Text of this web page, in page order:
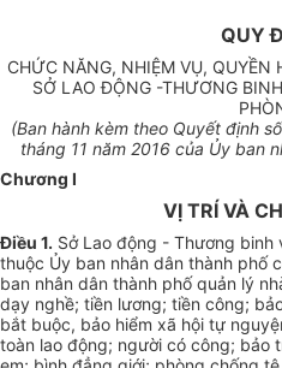
QUY
CHỨC NĂNG, NHIỆM VỤ, QUYỀN
SỞ LAO ĐỘNG -THƯƠNG
(Ban hành kèm theo Quyết định
tháng 11 năm 2016 của Ủy ban
Chương I
VỊ TRÍ VÀ
Điều 1. Sở Lao động - Thương binh
thuộc Ủy ban nhân dân thành phố
ban nhân dân thành phố quản lý
dạy nghề; tiền lương; tiền công;
bắt buộc, bảo hiểm xã hội tự
toàn lao động; người có công; bảo